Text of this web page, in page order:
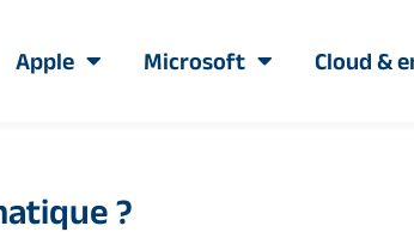
Apple Microsoft Cloud &
?